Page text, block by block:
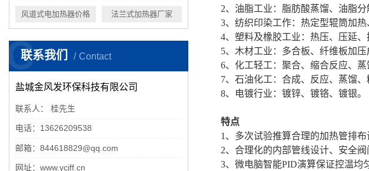
风道式电加热器价格 法兰式加热器厂家
联系我们 Contact
C
盐城金风发环保科技有限公司
联系人： 桂先生
电话：13626209538
邮箱：844618829@qq.com
网址：www.ycjff.cn
2、油脂工业：脂肪酸蒸馏、油脂
3、纺织印染工作：热定型辊筒加热
4、塑料及橡胶工业：热压、压延、
5、木材工业：多合板、纤维板加
6、化工轻工：聚合、缩合反应、蒸
7、石油化工：合成、反应、蒸馏
8、电镀行业：镀锌、镀铬、镀银。
特点
1、多次试验推算合理的加热管排
2、合理化的内部管线设计、安全
3、微电脑智能PID演算保证控温均